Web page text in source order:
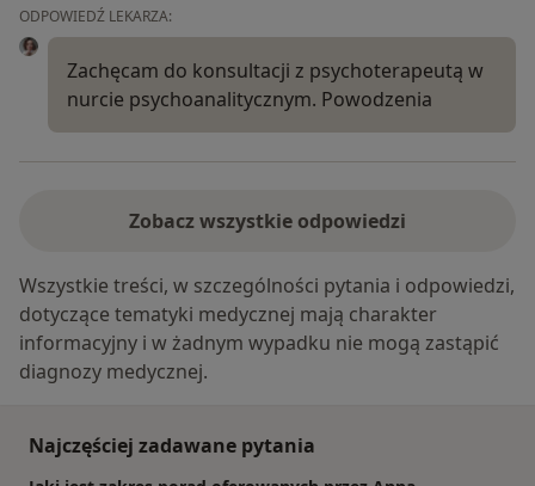
ODPOWIEDŹ LEKARZA:
Zachęcam do konsultacji z psychoterapeutą w
nurcie psychoanalitycznym. Powodzenia
Zobacz wszystkie odpowiedzi
Wszystkie treści, w szczególności pytania i odpowiedzi,
dotyczące tematyki medycznej mają charakter
informacyjny i w żadnym wypadku nie mogą zastąpić
diagnozy medycznej.
Najczęściej zadawane pytania